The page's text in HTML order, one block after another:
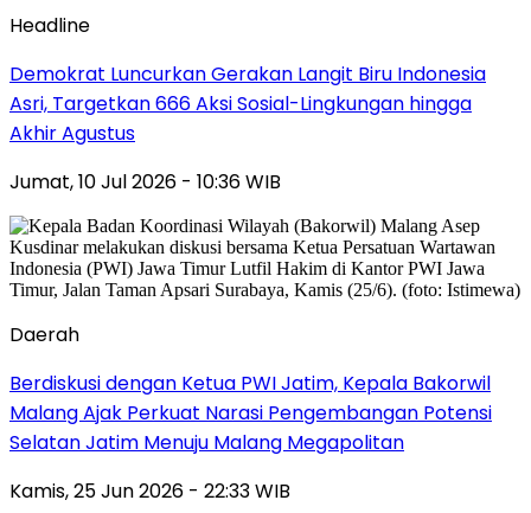
Headline
Demokrat Luncurkan Gerakan Langit Biru Indonesia
Asri, Targetkan 666 Aksi Sosial-Lingkungan hingga
Akhir Agustus
Jumat, 10 Jul 2026 - 10:36 WIB
Daerah
Berdiskusi dengan Ketua PWI Jatim, Kepala Bakorwil
Malang Ajak Perkuat Narasi Pengembangan Potensi
Selatan Jatim Menuju Malang Megapolitan
Kamis, 25 Jun 2026 - 22:33 WIB